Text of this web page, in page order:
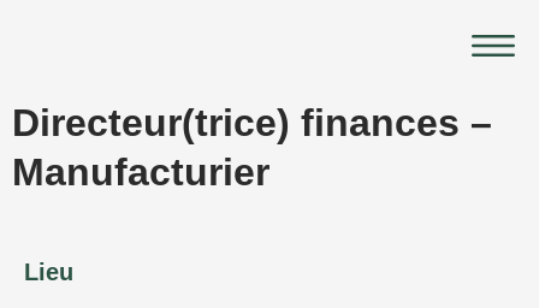
Main
Menu
Directeur(trice) finances –
Manufacturier
Lieu